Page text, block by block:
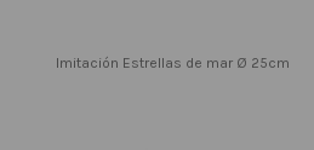
Imitación Estrellas de mar Ø 25cm